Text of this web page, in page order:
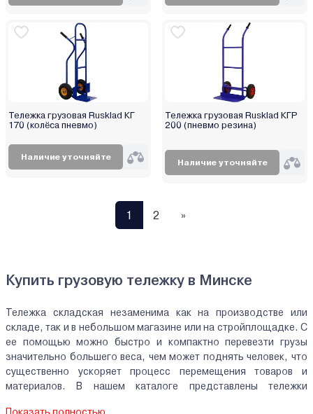
Тележка грузовая Rusklad КГ
170 (колёса пневмо)
Наличие уточняйте
Тележка грузовая Rusklad КГР
200 (пневмо резина)
Наличие уточняйте
1 2 »
Купить грузовую тележку в Минске
Тележка складская незаменима как на производстве или
складе, так и в небольшом магазине или на стройплощадке. С
ее помощью можно быстро и компактно перевезти грузы
значительно большего веса, чем может поднять человек, что
существенно ускоряет процесс перемещения товаров и
материалов. В нашем каталоге представлены тележки